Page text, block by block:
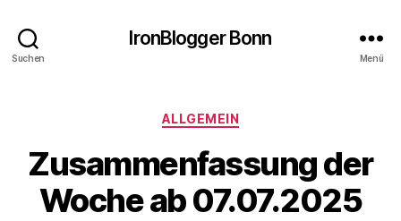
Suchen
IronBlogger Bonn
Menü
Kategorien
ALLGEMEIN
Zusammenfassung der
Woche ab 07.07.2025